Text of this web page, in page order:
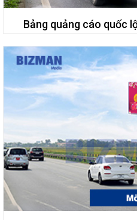
Bảng quảng cáo quốc